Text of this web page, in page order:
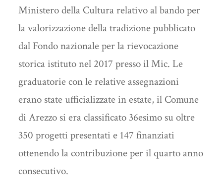
Ministero della Cultura relativo al bando per
la valorizzazione della tradizione pubblicato
dal Fondo nazionale per la rievocazione
storica istituto nel 2017 presso il Mic. Le
graduatorie con le relative assegnazioni
erano state ufficializzate in estate, il Comune
di Arezzo si era classificato 36esimo su oltre
350 progetti presentati e 147 finanziati
ottenendo la contribuzione per il quarto anno
consecutivo.